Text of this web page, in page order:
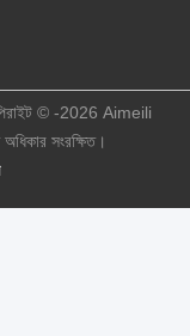
কপিরাইট © -2026 Aimeili
সংরক্ষিত।